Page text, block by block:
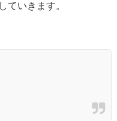
ていきます。